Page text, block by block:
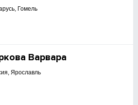
Гомель
Варвара
Ярославль